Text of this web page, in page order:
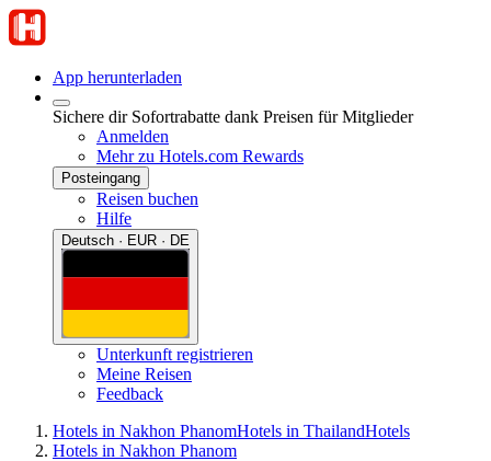
App herunterladen
Sichere dir Sofortrabatte dank Preisen für Mitglieder
Anmelden
Mehr zu Hotels.com Rewards
Posteingang
Reisen buchen
Hilfe
Deutsch · EUR · DE
Unterkunft registrieren
Meine Reisen
Feedback
Hotels in Nakhon PhanomHotels in ThailandHotels
Hotels in Nakhon Phanom